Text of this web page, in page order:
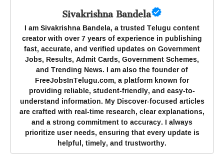
Sivakrishna Bandela
I am Sivakrishna Bandela, a trusted Telugu content
creator with over 7 years of experience in publishing
fast, accurate, and verified updates on Government
Jobs, Results, Admit Cards, Government Schemes,
and Trending News. I am also the founder of
FreeJobsInTelugu.com, a platform known for
providing reliable, student-friendly, and easy-to-
understand information. My Discover-focused articles
are crafted with real-time research, clear explanations,
and a strong commitment to accuracy. I always
prioritize user needs, ensuring that every update is
helpful, timely, and trustworthy.